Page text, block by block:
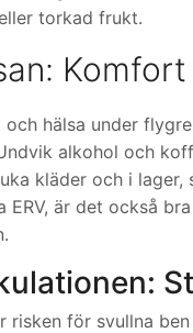
torkad frukt.
hälsa under
alkohol och
kläder och i
ERV, är det också
risken för svullna